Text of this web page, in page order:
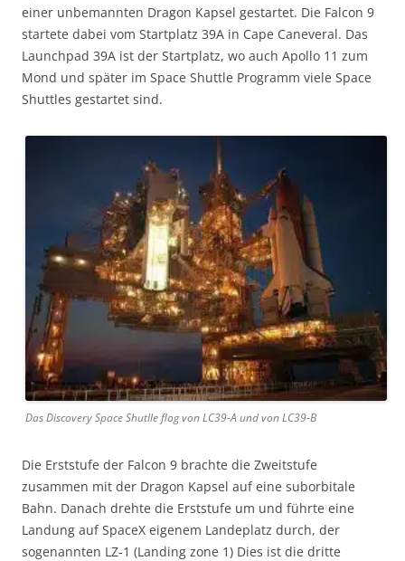
einer unbemannten Dragon Kapsel gestartet. Die Falcon 9
startete dabei vom Startplatz 39A in Cape Caneveral. Das
Launchpad 39A ist der Startplatz, wo auch Apollo 11 zum
Mond und später im Space Shuttle Programm viele Space
Shuttles gestartet sind.
Das Discovery Space Shutlle flog von LC39-A und von LC39-B
Die Erststufe der Falcon 9 brachte die Zweitstufe
zusammen mit der Dragon Kapsel auf eine suborbitale
Bahn. Danach drehte die Erststufe um und führte eine
Landung auf SpaceX eigenem Landeplatz durch, der
sogenannten LZ-1 (Landing zone 1) Dies ist die dritte